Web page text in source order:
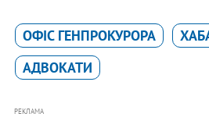
ОФІС ГЕНПРОКУРОРА
АДВОКАТИ
РЕКЛАМА